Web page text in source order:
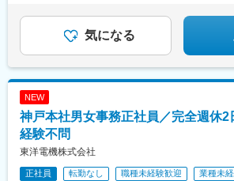
気になる
NEW
神戸本社男女事務正社員／完全週休2
経験不問
東洋電機株式会社
正社員 転勤なし 職種未経験歓迎 業種未